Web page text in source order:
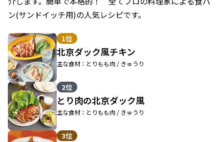
ン(サンドイッチ用)の人気レシピです。
1位
北京ダック風チキン
主な食材：とりもも肉 / きゅうり
2位
とり肉の北京ダック風
主な食材：とりもも肉 / きゅうり
3位